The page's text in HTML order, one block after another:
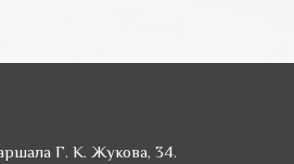
Г. К. Жукова, 34.